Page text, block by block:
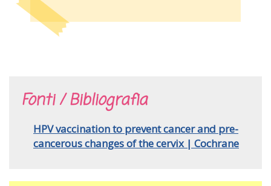
Fonti / Bibliografia
HPV vaccination to prevent cancer and pre-
cancerous changes of the cervix | Cochrane